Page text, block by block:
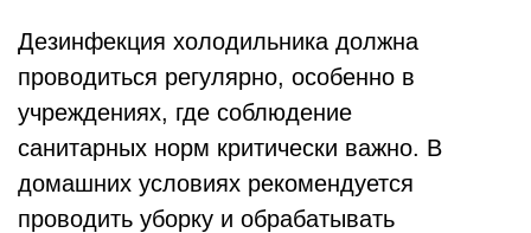
Дезинфекция холодильника должна
проводиться регулярно, особенно в
учреждениях, где соблюдение
санитарных норм критически важно. В
домашних условиях рекомендуется
проводить уборку и обрабатывать